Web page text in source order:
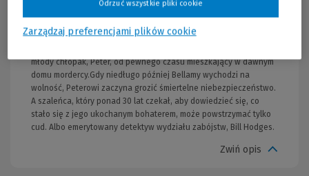
obłęd, za który to oni będą musieli zapłacić.Lata później Morris
zawierające nieopublikowane wcześniej powieści geniusza –
młody chłopak, Peter, od pewnego czasu mieszkający w dawnym
domu mordercy.Gdy niedługo później Bellamy wychodzi na
wolność, Peterowi zaczyna grozić śmiertelne niebezpieczeństwo.
A szaleńca, który ponad 30 lat czekał, aby dowiedzieć się, co
stało się z jego ukochanym bohaterem, może powstrzymać tylko
cud. Albo emerytowany detektyw wydziału zabójstw, Bill Hodges.
Zwiń opis
Zarządzaj preferencjami plików cookie
Odrzuć wszystkie pliki cookie